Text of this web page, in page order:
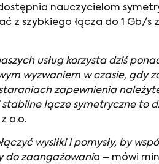
nauczycielom
szybkiego łącza do 1 Gb/s
usług korzysta dziś
wyzwaniem w czasie,
zapewnienia
łącze symetryczne to
o.o.
wysiłki i pomysły, by
do zaangażowania – mówi